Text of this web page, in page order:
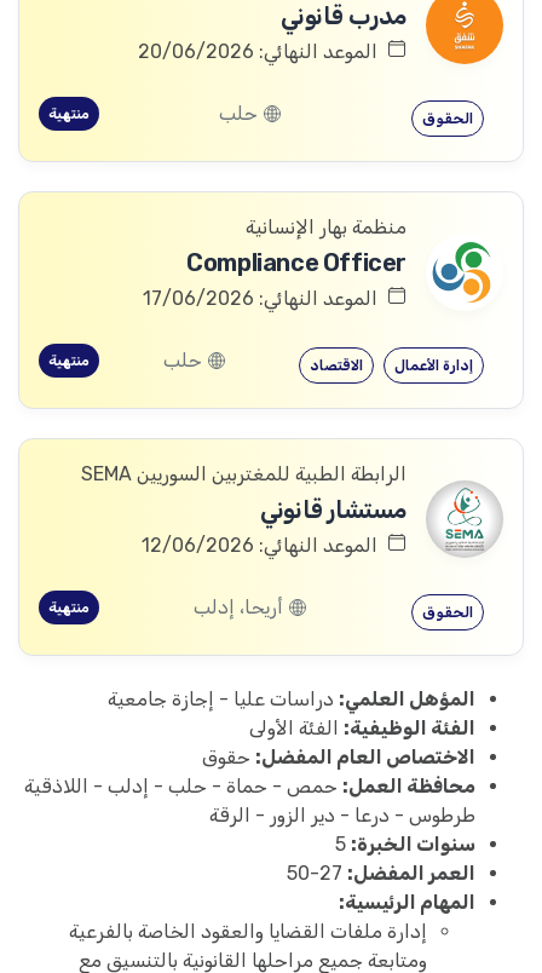
مدرب قانوني
الموعد النهائي: 20/06/2026
الحقوق حلب منتهية
منظمة بهار الإنسانية
Compliance Officer
الموعد النهائي: 17/06/2026
الاقتصاد إدارة الأعمال حلب منتهية
الرابطة الطبية للمغتربين السوريين SEMA
مستشار قانوني
الموعد النهائي: 12/06/2026
الحقوق أريحا، إدلب منتهية
المؤهل العلمي: دراسات عليا - إجازة جامعية
الفئة الوظيفية: الفئة الأولى
الاختصاص العام المفضل: حقوق
محافظة العمل: حمص - حماة - حلب - إدلب - اللاذقية
طرطوس - درعا - دير الزور - الرقة
سنوات الخبرة:
العمر المفضل:
المهام الرئيسية:
إدارة ملفات القضايا والعقود الخاصة بالفرعية
ومتابعة جميع مراحلها القانونية بالتنسيق مع